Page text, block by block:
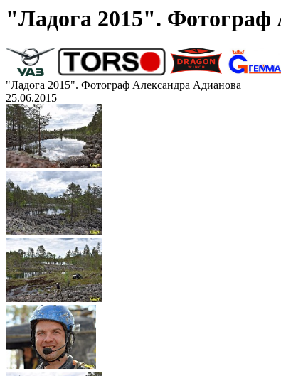
"Ладога 2015". Фотограф
"Ладога 2015". Фотограф Александра Адианова
25.06.2015